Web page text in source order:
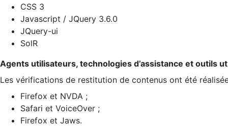
CSS 3
Javascript / JQuery 3.6.0
JQuery-ui
SolR
Agents utilisateurs, technologies d’assistance et outils
Les vérifications de restitution de contenus ont été
Firefox et NVDA ;
Safari et VoiceOver ;
Firefox et Jaws.